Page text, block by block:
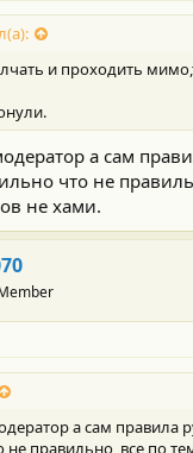
и проходить
а сам
что не
не хами.
а сам
правильно, все по